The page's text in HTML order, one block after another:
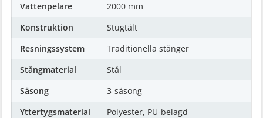
Vattenpelare
2000 mm
Konstruktion
Stugtält
Resningssystem
Traditionella stänger
Stångmaterial
Stål
Säsong
3-säsong
Yttertygsmaterial
Polyester, PU-belagd